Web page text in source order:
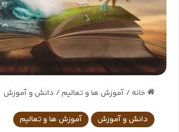
خانه/ آموزش ها و تعالیم/ دانش و آموزش
دانش و آموزش آموزش ها و تعالیم